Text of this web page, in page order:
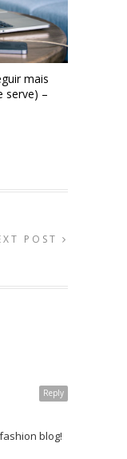
mais
serve) –
POST
Reply
blog!